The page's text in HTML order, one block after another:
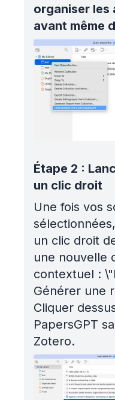
organiser les
avant même
Étape 2 :
un clic droit
Une fois vos
un clic droit
une nouvelle
contextuel :
Générer une
Cliquer
PapersGPT
Zotero.